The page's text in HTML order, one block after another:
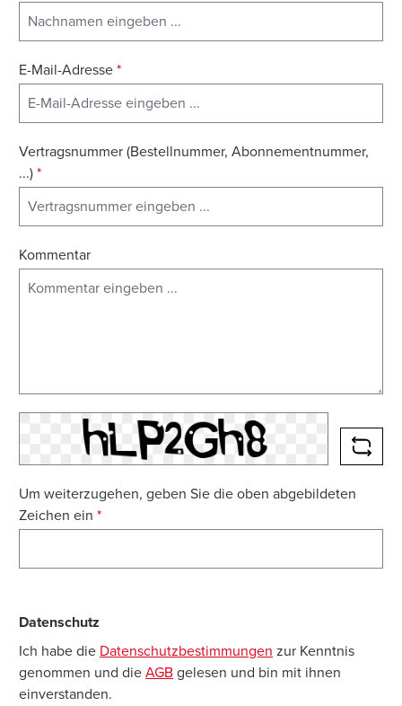
E-Mail-Adresse*
Vertragsnummer (Bestellnummer, Abonnementnummer,
...)*
Kommentar
Um weiterzugehen, geben Sie die oben abgebildeten
Zeichen ein *
Datenschutz
Ich habe die Datenschutzbestimmungen zur Kenntnis
genommen und dieAGBgelesen und bin mit ihnen
einverstanden.